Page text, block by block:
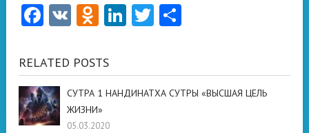
Facebook
VK Odnoklassniki
LinkedIn
Twitter
RELATED POSTS
СУТРА 1 НАНДИНАТХА СУТРЫ «ВЫСШАЯ ЦЕЛЬ
ЖИЗНИ»
05.03.2020